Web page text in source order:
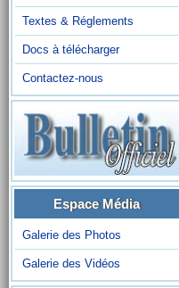
Textes & Réglements
Docs à télécharger
Contactez-nous
Espace Média
Galerie des Photos
Galerie des Vidéos